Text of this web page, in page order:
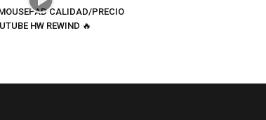
CALIDAD/PRECIO
HW REWIND 🔥